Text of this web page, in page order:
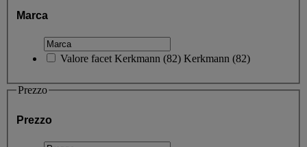
Marca
Valore facet Kerkmann (82) Kerkmann (82)
Prezzo
Prezzo